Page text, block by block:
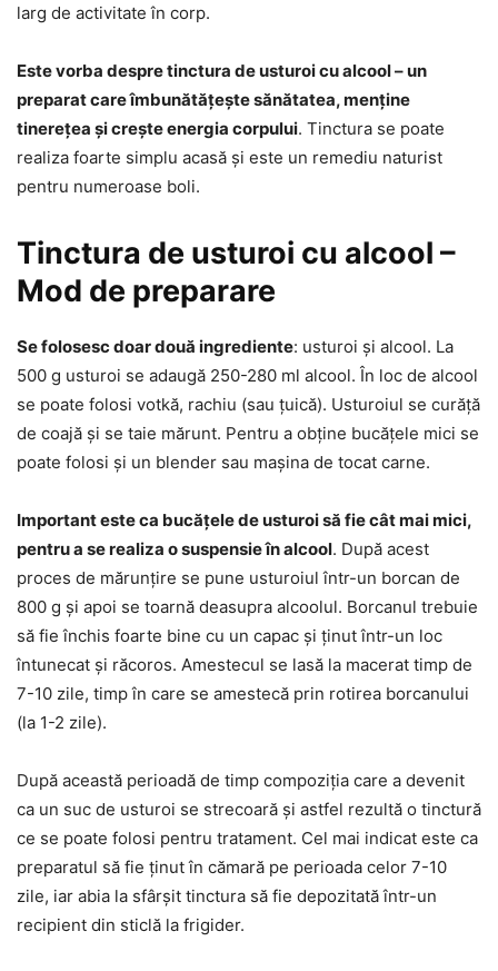
larg de activitate în corp.
Este vorba despre tinctura de usturoi cu alcool – un
preparat care îmbunătățește sănătatea, menține
tinerețea și crește energia corpului. Tinctura se poate
realiza foarte simplu acasă și este un remediu naturist
pentru numeroase boli.
Tinctura de usturoi cu alcool –
Mod de preparare
Se folosesc doar două ingrediente: usturoi și alcool. La
500 g usturoi se adaugă 250-280 ml alcool. În loc de alcool
se poate folosi votkă, rachiu (sau țuică). Usturoiul se curăță
de coajă și se taie mărunt. Pentru a obține bucățele mici se
poate folosi și un blender sau mașina de tocat carne.
Important este ca bucățele de usturoi să fie cât mai mici,
pentru a se realiza o suspensie în alcool. După acest
proces de mărunțire se pune usturoiul într-un borcan de
800 g și apoi se toarnă deasupra alcoolul. Borcanul trebuie
să fie închis foarte bine cu un capac și ținut într-un loc
întunecat și răcoros. Amestecul se lasă la macerat timp de
7-10 zile, timp în care se amestecă prin rotirea borcanului
(la 1-2 zile).
După această perioadă de timp compoziția care a devenit
ca un suc de usturoi se strecoară și astfel rezultă o tinctură
ce se poate folosi pentru tratament. Cel mai indicat este ca
preparatul să fie ținut în cămară pe perioada celor 7-10
zile, iar abia la sfârșit tinctura să fie depozitată într-un
recipient din sticlă la frigider.